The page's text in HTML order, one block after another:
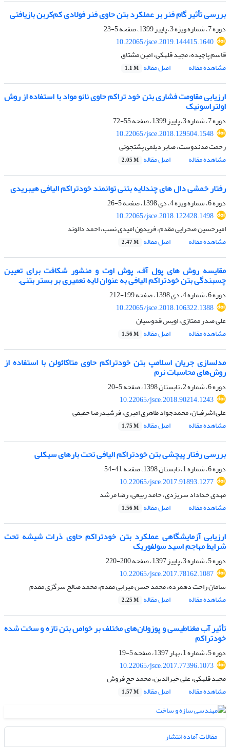
بررسی تأثیر گام فنر بر عملکرد بتن حاوی فنر فولادی کم‌کربن بازیافتی
دوره 7، شماره ویژه 3، پاییز 1399، صفحه
5-23
10.22065/jsce.2019.144415.1640
قاسم پاچیده، مجید قلهکی، امین مشتاق
مشاهده مقاله
اصل مقاله 1.1 M
ارزیابی مقاومت فشاری بتن خود تراکم حاوی نانو مواد با استفاده از روش
اولتراسونیک
دوره 7، شماره 3، پاییز 1399، صفحه
55-72
10.22065/jsce.2018.129504.1548
رحمت مدندوست، صابر دیلمی پشتجوئی
مشاهده مقاله
اصل مقاله 2.05 M
رفتار خمشی دال های چندلایه بتنی توانمند خودتراکم الیافی هیبریدی
دوره 6، شماره ویژه 4، دی 1398، صفحه
5-26
10.22065/jsce.2018.122428.1498
امیرحسین صحرایی مقدم، فریدون امیدی نسب، احمد دالوند
مشاهده مقاله
اصل مقاله 2.47 M
مقایسه روش های پول آف، پوش اوت و منشور شکافت برای تعیین
چسبندگی بتن خودتراکم الیافی به عنوان لایه تعمیری بر بستر بتنی.
دوره 6، شماره 4، دی 1398، صفحه
199-212
10.22065/jsce.2018.106322.1388
علی صدر ممتازی، اویس قدوسیان
مشاهده مقاله
اصل مقاله 1.56 M
مدلسازی جریان اسلامپ بتن خودتراکم حاوی متاکائولن با استفاده از
روش‌های محاسبات نرم
دوره 6، شماره 2، تابستان 1398، صفحه
5-20
10.22065/jsce.2018.90214.1243
علی اشرفیان، محمدجواد طاهری امیری، فرشیدرضا حقیقی
مشاهده مقاله
اصل مقاله 1.75 M
بررسی رفتار پیچشی بتن خودتراکم الیافی تحت بارهای سیکلی
دوره 6، شماره 1، تابستان 1398، صفحه
41-54
10.22065/jsce.2017.91893.1277
مهدی خداداد سریزدی، حامد ربیعی، رضا مرشد
مشاهده مقاله
اصل مقاله 1.56 M
ارزیابی آزمایشگاهی عملکرد بتن خودتراکم حاوی ذرات شیشه تحت
شرایط مهاجم اسید سولفوریک
دوره 5، شماره 3، پاییز 1397، صفحه
200-220
10.22065/jsce.2017.78162.1087
سامان راحت دهمرده، محمد حسن میرابی مقدم، محمد صالح سرگزی مقدم
مشاهده مقاله
اصل مقاله 2.25 M
تأثیر آب مغناطیسی و پوزولان‌های مختلف بر خواص بتن تازه و سخت شده
خودتراکم
دوره 5، شماره 1، بهار 1397، صفحه
5-19
10.22065/jsce.2017.77396.1073
مجید قلهکی، علی خیرالدین، محمد حج فروش
مشاهده مقاله
اصل مقاله 1.57 M
مقالات آماده انتشار